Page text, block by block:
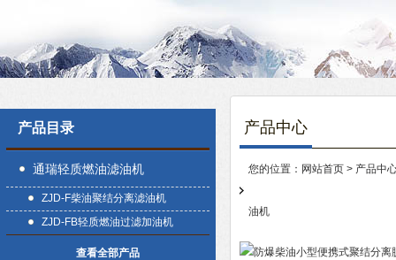
产品目录
通瑞轻质燃油滤油机
ZJD-F柴油聚结分离滤油机
ZJD-FB轻质燃油过滤加油机
查看全部产品
产品中心
您的位置： 网站首页 > 产品中
油机